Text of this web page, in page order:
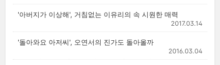
'아버지가 이상해', 거침없는 이유리의 속 시원한 매력
2017.03.14
'돌아와요 아저씨', 오연서의 진가도 돌아올까
2016.03.04